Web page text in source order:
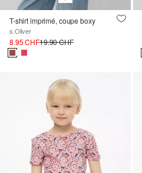
T-shirt imprimé, coupe boxy
s.Oliver
8.95 CHF19.90 CHF